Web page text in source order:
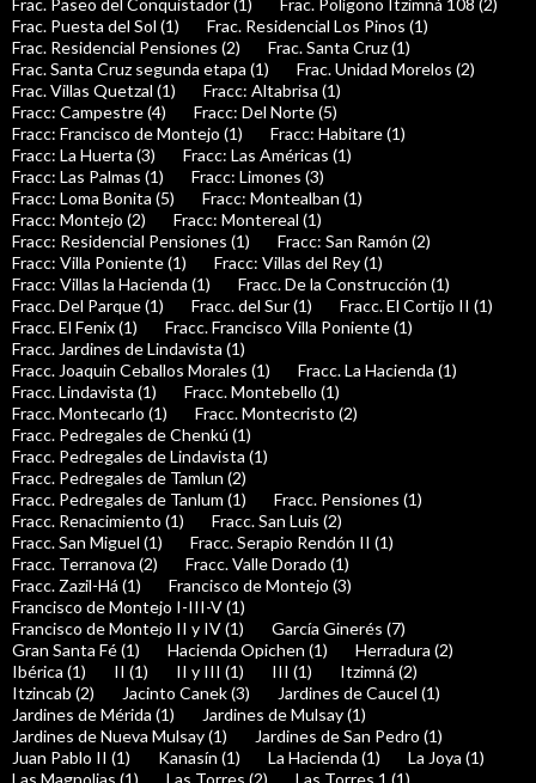
Frac. Paseo del Conquistador (1)
Frac. Polígono Itzimná 108 (2)
Frac. Puesta del Sol (1)
Frac. Residencial Los Pinos (1)
Frac. Residencial Pensiones (2)
Frac. Santa Cruz (1)
Frac. Santa Cruz segunda etapa (1)
Frac. Unidad Morelos (2)
Frac. Villas Quetzal (1)
Fracc: Altabrisa (1)
Fracc: Campestre (4)
Fracc: Del Norte (5)
Fracc: Francisco de Montejo (1)
Fracc: Habitare (1)
Fracc: La Huerta (3)
Fracc: Las Américas (1)
Fracc: Las Palmas (1)
Fracc: Limones (3)
Fracc: Loma Bonita (5)
Fracc: Montealban (1)
Fracc: Montejo (2)
Fracc: Montereal (1)
Fracc: Residencial Pensiones (1)
Fracc: San Ramón (2)
Fracc: Villa Poniente (1)
Fracc: Villas del Rey (1)
Fracc: Villas la Hacienda (1)
Fracc. De la Construcción (1)
Fracc. Del Parque (1)
Fracc. del Sur (1)
Fracc. El Cortijo II (1)
Fracc. El Fenix (1)
Fracc. Francisco Villa Poniente (1)
Fracc. Jardines de Lindavista (1)
Fracc. Joaquin Ceballos Morales (1)
Fracc. La Hacienda (1)
Fracc. Lindavista (1)
Fracc. Montebello (1)
Fracc. Montecarlo (1)
Fracc. Montecristo (2)
Fracc. Pedregales de Chenkú (1)
Fracc. Pedregales de Lindavista (1)
Fracc. Pedregales de Tamlun (2)
Fracc. Pedregales de Tanlum (1)
Fracc. Pensiones (1)
Fracc. Renacimiento (1)
Fracc. San Luis (2)
Fracc. San Miguel (1)
Fracc. Serapio Rendón II (1)
Fracc. Terranova (2)
Fracc. Valle Dorado (1)
Fracc. Zazil-Há (1)
Francisco de Montejo (3)
Francisco de Montejo I-III-V (1)
Francisco de Montejo II y IV (1)
García Ginerés (7)
Gran Santa Fé (1)
Hacienda Opichen (1)
Herradura (2)
Ibérica (1)
II (1) II y III (1) III (1)
Itzimná (2)
Itzincab (2)
Jacinto Canek (3)
Jardines de Caucel (1)
Jardines de Mérida (1)
Jardines de Mulsay (1)
Jardines de Nueva Mulsay (1)
Jardines de San Pedro (1)
Juan Pablo II (1)
Kanasín (1) La Hacienda (1)
La Joya (1)